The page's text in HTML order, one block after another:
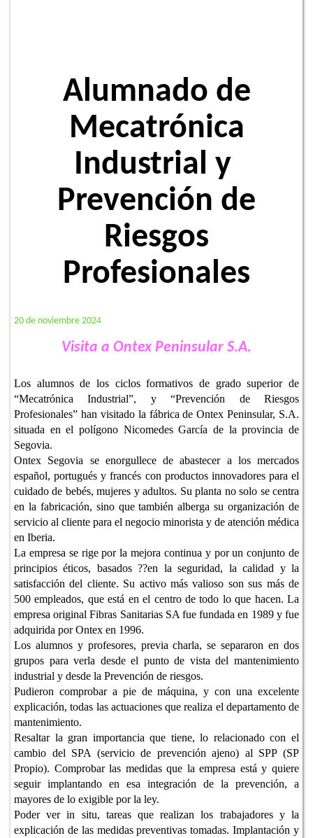
Alumnado de
Mecatrónica
Industrial y
Prevención de
Riesgos
Profesionales
20 de noviembre 2024
Visita a Ontex Peninsular S.A.
Los alumnos de los ciclos formativos de grado superior de
“Mecatrónica Industrial”, y “Prevención de Riesgos
Profesionales” han visitado la fábrica de Ontex Peninsular, S.A.
situada en el polígono Nicomedes García de la provincia de
Segovia.
Ontex Segovia se enorgullece de abastecer a los mercados
español, portugués y francés con productos innovadores para el
cuidado de bebés, mujeres y adultos. Su planta no solo se centra
en la fabricación, sino que también alberga su organización de
servicio al cliente para el negocio minorista y de atención médica
en Iberia.
La empresa se rige por la mejora continua y por un conjunto de
principios éticos, basados ??en la seguridad, la calidad y la
satisfacción del cliente. Su activo más valioso son sus más de
500 empleados, que está en el centro de todo lo que hacen. La
empresa original Fibras Sanitarias SA fue fundada en 1989 y fue
adquirida por Ontex en 1996.
Los alumnos y profesores, previa charla, se separaron en dos
grupos para verla desde el punto de vista del mantenimiento
industrial y desde la Prevención de riesgos.
Pudieron comprobar a pie de máquina, y con una excelente
explicación, todas las actuaciones que realiza el departamento de
mantenimiento.
Resaltar la gran importancia que tiene, lo relacionado con el
cambio del SPA (servicio de prevención ajeno) al SPP (SP
Propio). Comprobar las medidas que la empresa está y quiere
seguir implantando en esa integración de la prevención, a
mayores de lo exigible por la ley.
Poder ver in situ, tareas que realizan los trabajadores y la
explicación de las medidas preventivas tomadas. Implantación y